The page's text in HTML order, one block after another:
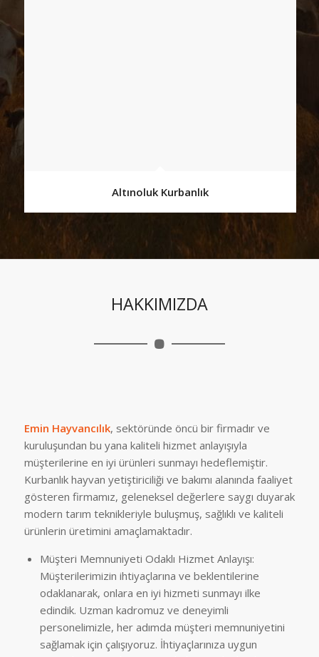
Altınoluk Kurbanlık
HAKKIMIZDA
Emin Hayvancılık, sektöründe öncü bir firmadır ve
kuruluşundan bu yana kaliteli hizmet anlayışıyla
müşterilerine en iyi ürünleri sunmayı hedeflemiştir.
Kurbanlık hayvan yetiştiriciliği ve bakımı alanında faaliyet
gösteren firmamız, geleneksel değerlere saygı duyarak
modern tarım teknikleriyle buluşmuş, sağlıklı ve kaliteli
ürünlerin üretimini amaçlamaktadır.
Müşteri Memnuniyeti Odaklı Hizmet Anlayışı:
Müşterilerimizin ihtiyaçlarına ve beklentilerine
odaklanarak, onlara en iyi hizmeti sunmayı ilke
edindik. Uzman kadromuz ve deneyimli
personelimizle, her adımda müşteri memnuniyetini
sağlamak için çalışıyoruz. İhtiyaçlarınıza uygun